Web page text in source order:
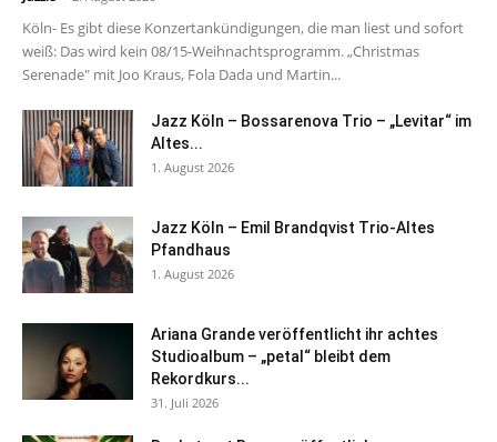
Köln- Es gibt diese Konzertankündigungen, die man liest und sofort
weiß: Das wird kein 08/15-Weihnachtsprogramm. „Christmas
Serenade" mit Joo Kraus, Fola Dada und Martin...
Jazz Köln – Bossarenova Trio – „Levitar“ im
Altes...
1. August 2026
Jazz Köln – Emil Brandqvist Trio-Altes
Pfandhaus
1. August 2026
Ariana Grande veröffentlicht ihr achtes
Studioalbum – „petal“ bleibt dem
Rekordkurs...
31. Juli 2026